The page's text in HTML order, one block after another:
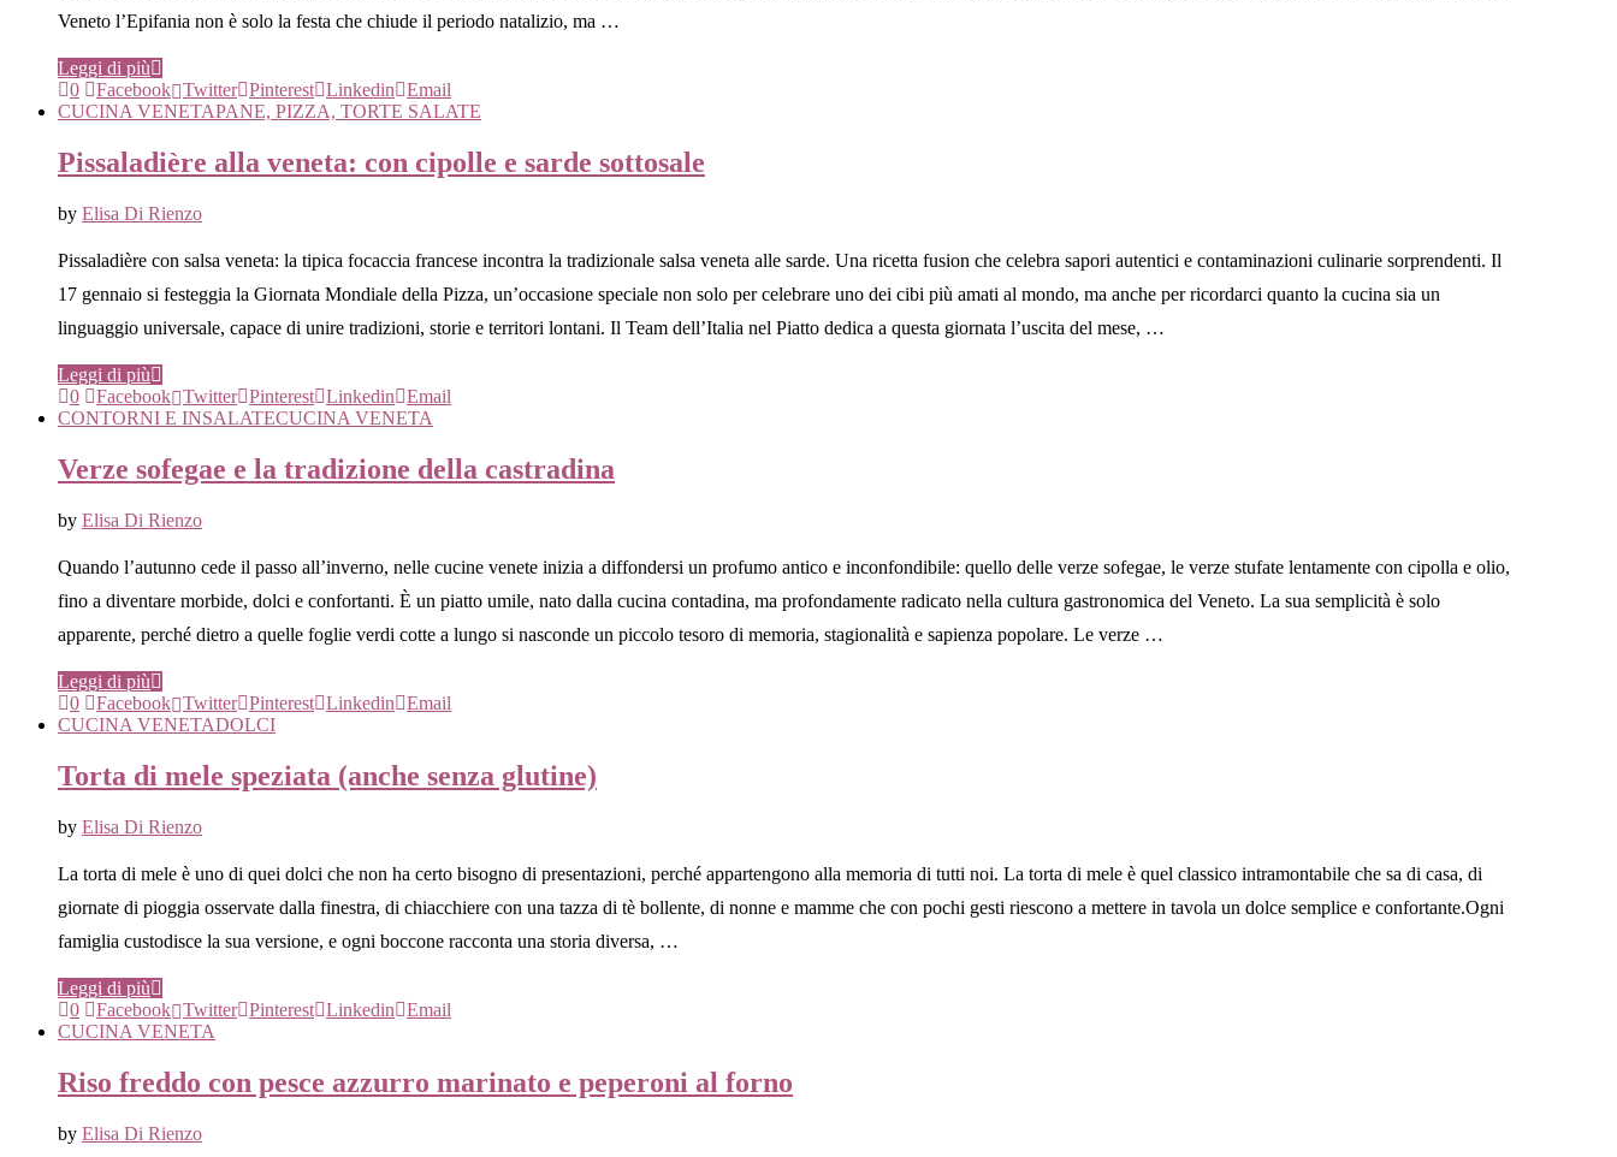
Veneto l’Epifania non è solo la festa che chiude il periodo natalizio, ma …
Leggi di più
0
Facebook Twitter Pinterest Linkedin
Email
CUCINA VENETAPANE, PIZZA, TORTE SALATE
Pissaladière alla veneta: con cipolle e sarde sottosale
by Elisa Di Rienzo
Pissaladière con salsa veneta: la tipica focaccia francese incontra la tradizionale salsa veneta alle sarde. Una ricetta fusion che celebra sapori autentici e contaminazioni culinarie sorprendenti. Il
17 gennaio si festeggia la Giornata Mondiale della Pizza, un’occasione speciale non solo per celebrare uno dei cibi più amati al mondo, ma anche per ricordarci quanto la cucina sia un
linguaggio universale, capace di unire tradizioni, storie e territori lontani. Il Team dell’Italia nel Piatto dedica a questa giornata l’uscita del mese, …
Leggi di più
0
Facebook Twitter Pinterest Linkedin
Email
CONTORNI E INSALATECUCINA VENETA
Verze sofegae e la tradizione della castradina
by Elisa Di Rienzo
Quando l’autunno cede il passo all’inverno, nelle cucine venete inizia a diffondersi un profumo antico e inconfondibile: quello delle verze sofegae, le verze stufate lentamente con cipolla e olio,
fino a diventare morbide, dolci e confortanti. È un piatto umile, nato dalla cucina contadina, ma profondamente radicato nella cultura gastronomica del Veneto. La sua semplicità è solo
apparente, perché dietro a quelle foglie verdi cotte a lungo si nasconde un piccolo tesoro di memoria, stagionalità e sapienza popolare. Le verze …
Leggi di più
0
Facebook Twitter Pinterest Linkedin
Email
CUCINA VENETADOLCI
Torta di mele speziata (anche senza glutine)
by Elisa Di Rienzo
La torta di mele è uno di quei dolci che non ha certo bisogno di presentazioni, perché appartengono alla memoria di tutti noi. La torta di mele è quel classico intramontabile che sa di casa, di
giornate di pioggia osservate dalla finestra, di chiacchiere con una tazza di tè bollente, di nonne e mamme che con pochi gesti riescono a mettere in tavola un dolce semplice e confortante.Ogni
famiglia custodisce la sua versione, e ogni boccone racconta una storia diversa, …
Leggi di più
0
Facebook Twitter Pinterest Linkedin
Email
CUCINA VENETA
Riso freddo con pesce azzurro marinato e peperoni al forno
by Elisa Di Rienzo